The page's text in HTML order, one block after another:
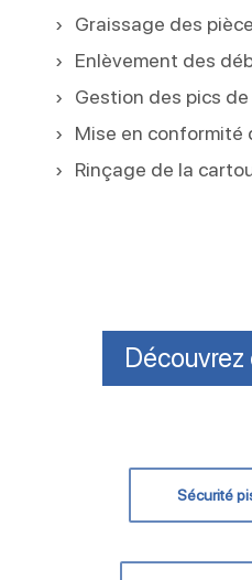
Graissage des
Enlèvement des
Gestion des pics
Mise en conformité
Rinçage de la
Sécurité